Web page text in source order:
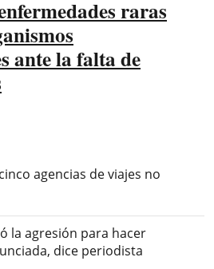
raras
ante la falta de
agencias de viajes no
la agresión para hacer
dice periodista